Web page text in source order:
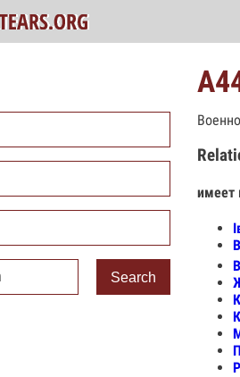
Search
имеет